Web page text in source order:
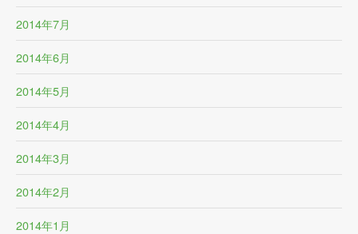
2014年7月
2014年6月
2014年5月
2014年4月
2014年3月
2014年2月
2014年1月